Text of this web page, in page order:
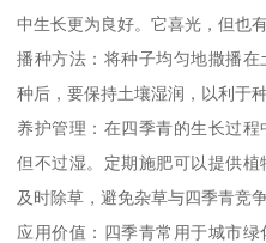
中生长更为良好。它喜光，但也
播种方法：将种子均匀地撒播
种后，要保持土壤湿润，以利于种
养护管理：在四季青的生长过
但不过湿。定期施肥可以提供
及时除草，避免杂草与四季青竞
应用价值：四季青常用于城市